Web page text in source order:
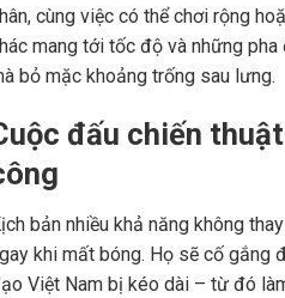
cùng việc có thể chơi rộng
mang tới tốc độ và những
bỏ mặc khoảng trống sau lưng.
đấu chiến
bản nhiều khả năng không
khi mất bóng. Họ sẽ cố gắng
Việt Nam bị kéo dài – từ đó